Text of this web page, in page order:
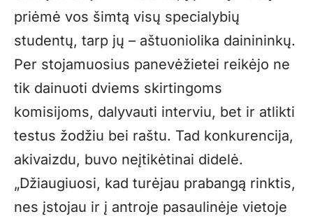
priėmė vos šimtą visų specialybių
studentų, tarp jų – aštuoniolika dainininkų.
Per stojamuosius panevėžietei reikėjo ne
tik dainuoti dviems skirtingoms
komisijoms, dalyvauti interviu, bet ir atlikti
testus žodžiu bei raštu. Tad konkurencija,
akivaizdu, buvo neįtikėtinai didelė.
„Džiaugiuosi, kad turėjau prabangą rinktis,
nes įstojau ir į antroje pasaulinėje vietoje